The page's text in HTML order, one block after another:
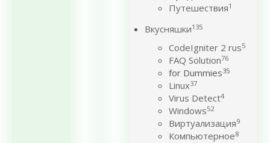
Путешествия1
Вкусняшки135
CodeIgniter 2 rus5
FAQ Solution76
for Dummies35
Linux37
Virus Detect4
Windows52
Виртуализация9
Компьютерное8